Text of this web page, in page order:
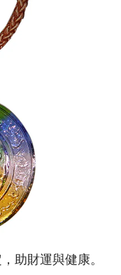
助財運與健康。